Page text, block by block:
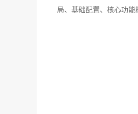
局、基础配置、核心功能